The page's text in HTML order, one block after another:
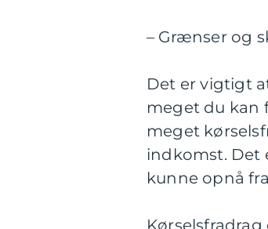
– Grænser og
Det er vigtigt
meget du kan
meget
indkomst. Det
kunne opnå